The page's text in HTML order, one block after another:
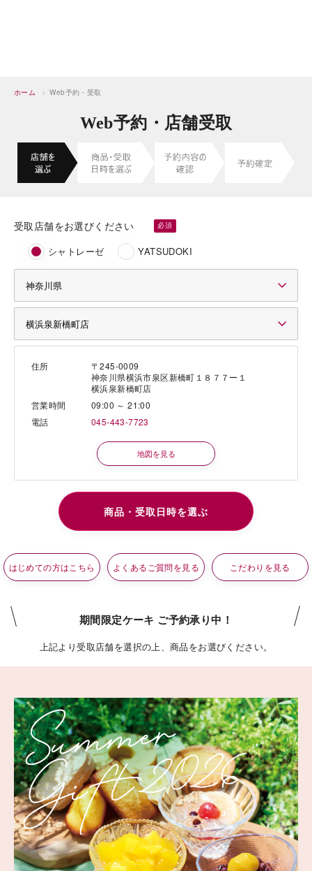
ホーム > Web予約・受取
Web予約・店舗受取
受取店舗をお選びください
シャトレーゼ YATSUDOKI
住所
〒245-0009
神奈川県横浜市泉区新橋町１８７７ー１
横浜泉新橋町店
営業時間
09:00 ～ 21:00
電話
045-443-7723
地図を見る
はじめての方はこちら よくあるご質問を見る こだわりを見る
期間限定ケーキ ご予約承り中！
上記より受取店舗を選択の上、商品をお選びください。